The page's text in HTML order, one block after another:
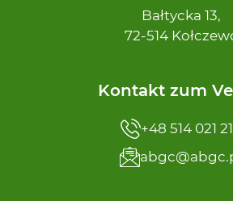
Bałtycka 13,
72-514
Kontakt zum
+48 514 021